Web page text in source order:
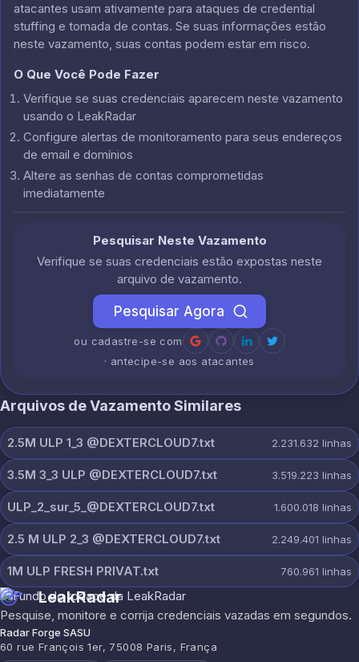
atacantes usam ativamente para ataques de credential
stuffing e tomada de contas. Se suas informações estão
neste vazamento, suas contas podem estar em risco.
O Que Você Pode Fazer
Verifique se suas credenciais aparecem neste vazamento
usando o LeakRadar
Configure alertas de monitoramento para seus endereços
de email e domínios
Altere as senhas de contas comprometidas
imediatamente
Pesquisar Neste Vazamento
Verifique se suas credenciais estão expostas neste
arquivo de vazamento.
Pesquisar Agora
ou cadastre-se com
· antecipe-se aos atacantes
Arquivos de Vazamento Similares
2.5M ULP 1_3 @DEXTERCLOUD7.txt 2.231.632 linhas
3.5M 3_3 ULP @DEXTERCLOUD7.txt 3.519.223 linhas
ULP_2_sur_5_@DEXTERCLOUD7.txt 1.600.018 linhas
2.5 M ULP 2_3 @DEXTERCLOUD7.txt 2.249.401 linhas
1M ULP FRESH PRIVAT.txt 760.961 linhas
LeakRadar
Pesquise, monitore e corrija credenciais vazadas em segundos.
Radar Forge SASU
60 rue François 1er, 75008 Paris, França